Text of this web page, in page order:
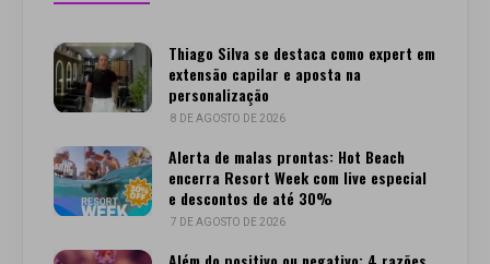
Thiago Silva se destaca como expert em
extensão capilar e aposta na
personalização
8 DE AGOSTO DE 2026
Alerta de malas prontas: Hot Beach
encerra Resort Week com live especial
e descontos de até 30%
7 DE AGOSTO DE 2026